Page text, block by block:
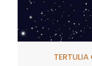
TERTULIA